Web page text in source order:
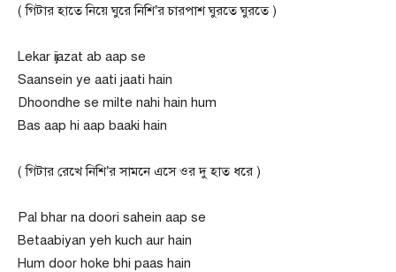
( গিটার হাতে নিয়ে ঘুরে নিশি’র চারপাশ ঘুরতে ঘুরতে )
Lekar ijazat ab aap se
Saansein ye aati jaati hain
Dhoondhe se milte nahi hain hum
Bas aap hi aap baaki hain
( গিটার রেখে নিশি’র সামনে এসে ওর দু হাত ধরে )
Pal bhar na doori sahein aap se
Betaabiyan yeh kuch aur hain
Hum door hoke bhi paas hain